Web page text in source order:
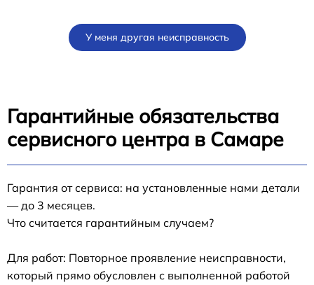
У меня другая неисправность
Гарантийные обязательства
сервисного центра в Самаре
Гарантия от сервиса: на установленные нами детали
— до 3 месяцев.
Что считается гарантийным случаем?
Для работ: Повторное проявление неисправности,
который прямо обусловлен с выполненной работой